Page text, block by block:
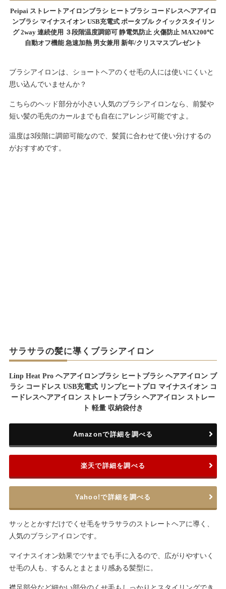
Peipai ストレートアイロンブラシ ヒートブラシ コードレスヘアアイロ
ンブラシ マイナスイオン USB充電式 ポータブル クイックスタイリン
グ 2way 連続使用 ３段階温度調節可 静電気防止 火傷防止 MAX200℃
自動オフ機能 急速加熱 男女兼用 新年/クリスマスプレゼント
ブラシアイロンは、ショートヘアのくせ毛の人には使いにくいと
思い込んでいませんか？
こちらのヘッド部分が小さい人気のブラシアイロンなら、前髪や
短い髪の毛先のカールまでも自在にアレンジ可能ですよ。
温度は3段階に調節可能なので、髪質に合わせて使い分けするの
がおすすめです。
サラサラの髪に導くブラシアイロン
Linp Heat Pro ヘアアイロンブラシ ヒートブラシ ヘアアイロン ブ
ラシ コードレス USB充電式 リンプヒートプロ マイナスイオン コ
ードレスヘアアイロン ストレートブラシ ヘアアイロン ストレー
ト 軽量 収納袋付き
Amazonで詳細を調べる
楽天で詳細を調べる
Yahoo!で詳細を調べる
サッととかすだけでくせ毛をサラサラのストレートヘアに導く、
人気のブラシアイロンです。
マイナスイオン効果でツヤまでも手に入るので、広がりやすいく
せ毛の人も、するんとまとまり感ある髪型に。